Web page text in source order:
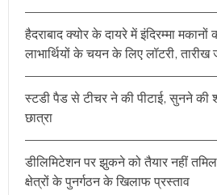
रो
अ
क
द्दी
वै
सी
स
हैदराबाद क्योर के दायरे में इंदिरम्मा मकानों
लाभार्थियों के चयन के लिए लॉटरी,
स्टडी पैड से टीचर ने की पीटाई, सुनने की
छात्रा
डीलिमिटेशन पर झुकने को तैयार नहीं
क्षेत्रों के पुनर्गठन के खिलाफ प्रस्ताव